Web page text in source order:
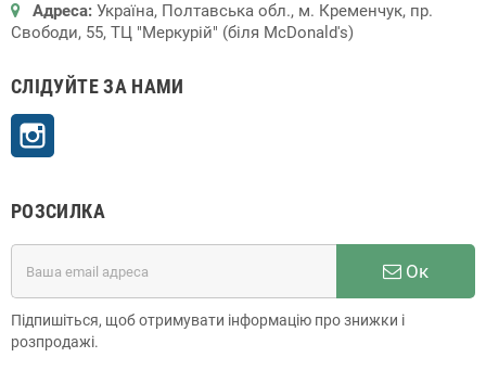
Адреса: Україна, Полтавська обл., м. Кременчук, пр.
Свободи, 55, ТЦ "Меркурій" (біля McDonald's)
СЛІДУЙТЕ ЗА НАМИ
РОЗСИЛКА
Ок
Підпишіться, щоб отримувати інформацію про знижки і
розпродажі.